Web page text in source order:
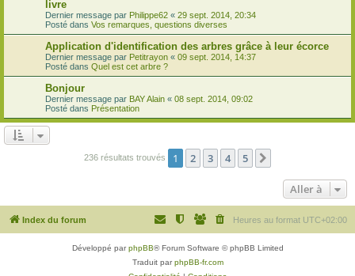
livre
Dernier message par Philippe62 « 29 sept. 2014, 20:34
Posté dans Vos remarques, questions diverses
Application d'identification des arbres grâce à leur écorce
Dernier message par Petitrayon « 09 sept. 2014, 14:37
Posté dans Quel est cet arbre ?
Bonjour
Dernier message par BAY Alain « 08 sept. 2014, 09:02
Posté dans Présentation
236 résultats trouvés 1 2 3 4 5
Aller à
Index du forum Heures au format UTC+02:00
Développé parphpBB® Forum Software © phpBB Limited
Traduit parphpBB-fr.com